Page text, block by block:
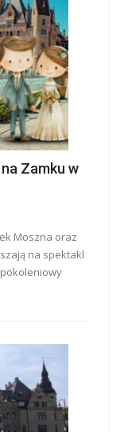
Zamku w
Moszna oraz
na spektakl